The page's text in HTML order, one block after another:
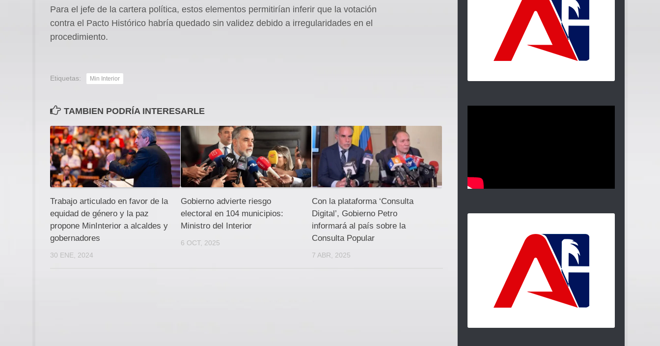
Para el jefe de la cartera política, estos elementos permitirían inferir que la votación
contra el Pacto Histórico habría quedado sin validez debido a irregularidades en el
procedimiento.
Etiquetas: Min Interior
TAMBIEN PODRÍA INTERESARLE
Trabajo articulado en favor de la
equidad de género y la paz
propone MinInterior a alcaldes y
gobernadores
30 ENE, 2024
Gobierno advierte riesgo
electoral en 104 municipios:
Ministro del Interior
6 OCT, 2025
Con la plataforma ‘Consulta
Digital’, Gobierno Petro
informará al país sobre la
Consulta Popular
7 ABR, 2025